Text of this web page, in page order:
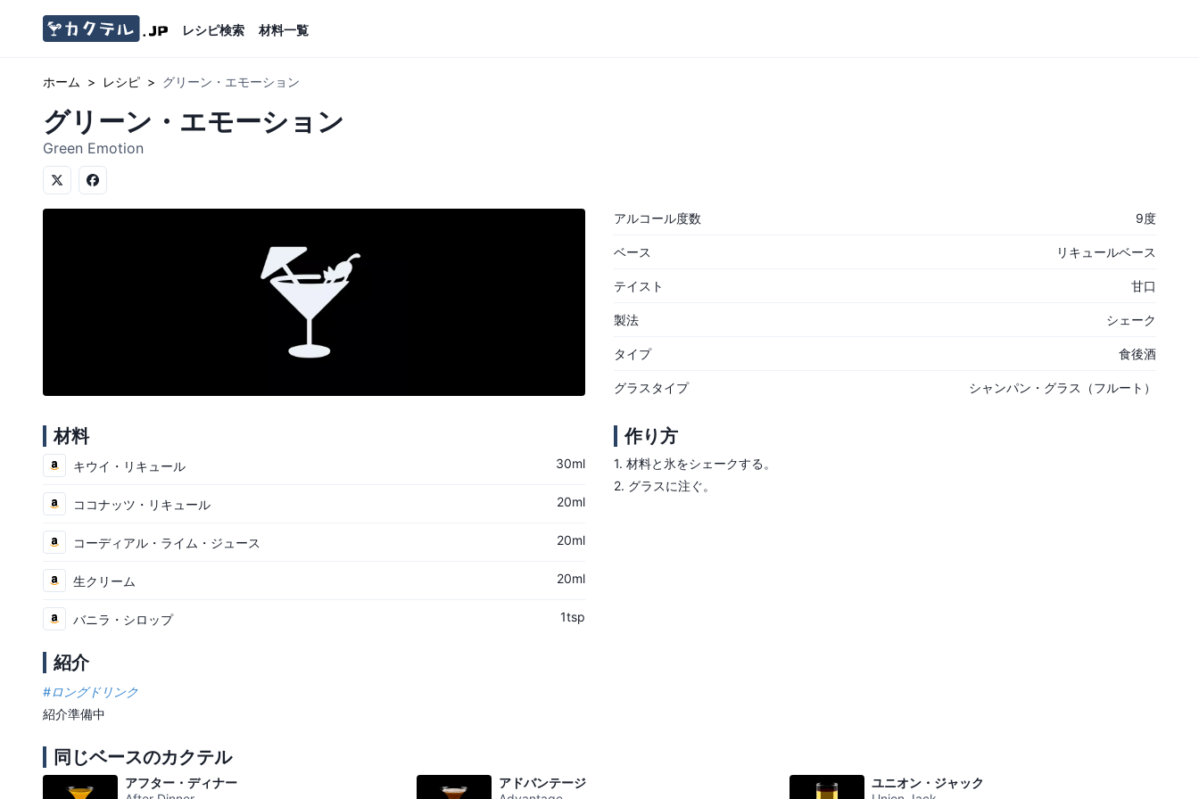
レシピ検索 材料一覧
ホーム > レシピ > グリーン・エモーション
グリーン・エモーション
Green Emotion
アルコール度数 9度
ベース リキュールベース
テイスト 甘口
製法 シェーク
タイプ 食後酒
グラスタイプ シャンパン・グラス（フルート）
材料
キウイ・リキュール 30ml
ココナッツ・リキュール 20ml
コーディアル・ライム・ジュース 20ml
生クリーム 20ml
バニラ・シロップ 1tsp
作り方
1. 材料と氷をシェークする。
2. グラスに注ぐ。
紹介
#ロングドリンク
紹介準備中
同じベースのカクテル
アフター・ディナー
アドバンテージ
ユニオン・ジャック